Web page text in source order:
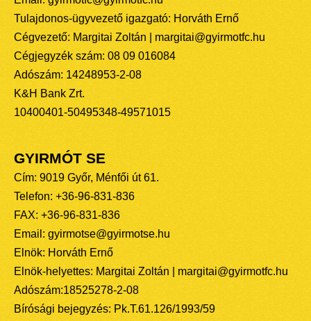
Tulajdonos-ügyvezető igazgató: Horváth Ernő
Cégvezető: Margitai Zoltán | margitai@gyirmotfc.hu
Cégjegyzék szám: 08 09 016084
Adószám: 14248953-2-08
K&H Bank Zrt.
10400401-50495348-49571015
GYIRMÓT SE
Cím: 9019 Győr, Ménfői út 61.
Telefon: +36-96-831-836
FAX: +36-96-831-836
Email: gyirmotse@gyirmotse.hu
Elnök: Horváth Ernő
Elnök-helyettes: Margitai Zoltán | margitai@gyirmotfc.hu
Adószám:18525278-2-08
Bírósági bejegyzés: Pk.T.61.126/1993/59